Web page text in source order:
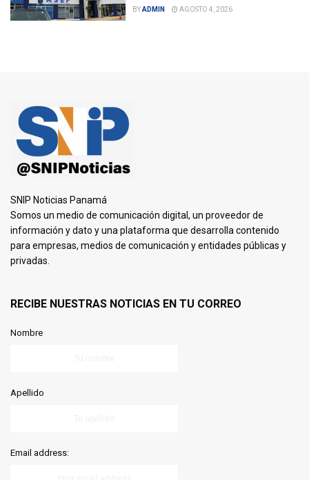
BYADMIN AGOSTO 4, 2026
SNIP Noticias Panamá
Somos un medio de comunicación digital, un proveedor de
información y dato y una plataforma que desarrolla contenido
para empresas, medios de comunicación y entidades públicas y
privadas.
RECIBE NUESTRAS NOTICIAS EN TU CORREO
Nombre
Apellido
Email address: